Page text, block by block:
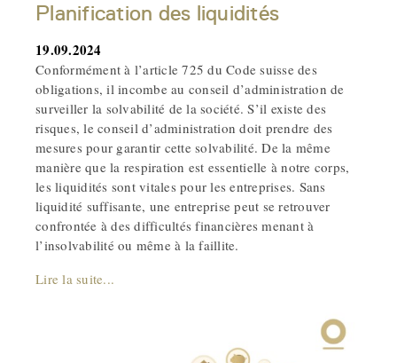
Planification des liquidités
19.09.2024
Conformément à l’article 725 du Code suisse des
obligations, il incombe au conseil d’administration de
surveiller la solvabilité de la société. S’il existe des
risques, le conseil d’administration doit prendre des
mesures pour garantir cette solvabilité. De la même
manière que la respiration est essentielle à notre corps,
les liquidités sont vitales pour les entreprises. Sans
liquidité suffisante, une entreprise peut se retrouver
confrontée à des difficultés financières menant à
l’insolvabilité ou même à la faillite.
Lire la suite...